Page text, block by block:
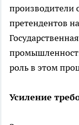
производители
претендентов
роль в этом
Усиление